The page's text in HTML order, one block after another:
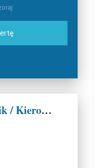
Regionalny Kierownik / Kierowniczka Sprzedaży D2D - Region Południe